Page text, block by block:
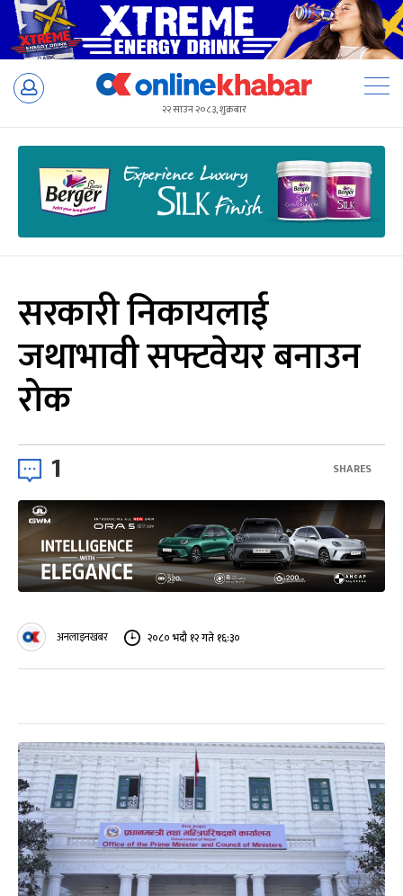
Skip
२२ साउन २०८३, शुक्रबार
सरकारी निकायलाई
जथाभावी सफ्टवेयर बनाउन
रोक
1 SHARES
अनलाइनखबर २०८० भदौ १२ गते १६:३०